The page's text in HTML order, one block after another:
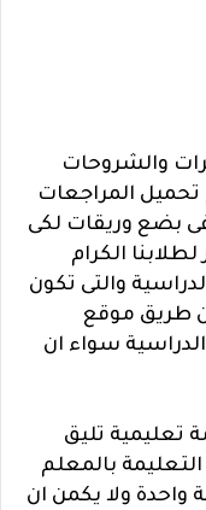
والشروحات
المراجعات
بضع وريقات لكى
الكرام
والتى تكون
طريق موقع
سواء ان
تعليمية تليق
بالمعلم
واحدة ولا يكمن ان